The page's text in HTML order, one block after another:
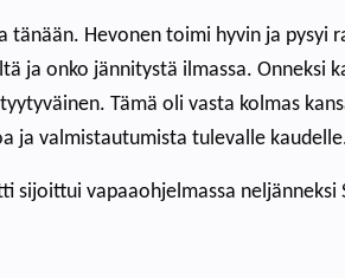
tänään. Hevonen toimi hyvin ja pysyi
ja onko jännitystä ilmassa. Onneksi
Tämä oli vasta kolmas
ja valmistautumista tulevalle
sijoittui vapaaohjelmassa